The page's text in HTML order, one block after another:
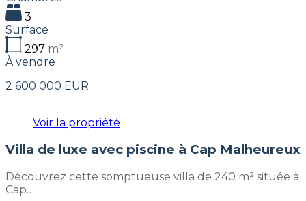
3
Surface
297 m²
À vendre
2 600 000 EUR
Voir la propriété
Villa de luxe avec piscine à Cap Malheureux
Découvrez cette somptueuse villa de 240 m² située à
Cap…